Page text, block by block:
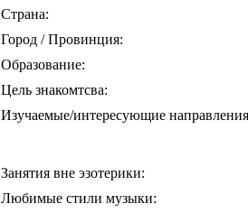
Страна:
Город / Провинция:
Образование:
Цель знакомтсва:
Изучаемые/интересующие
Занятия вне эзотерики:
Любимые стили музыки: